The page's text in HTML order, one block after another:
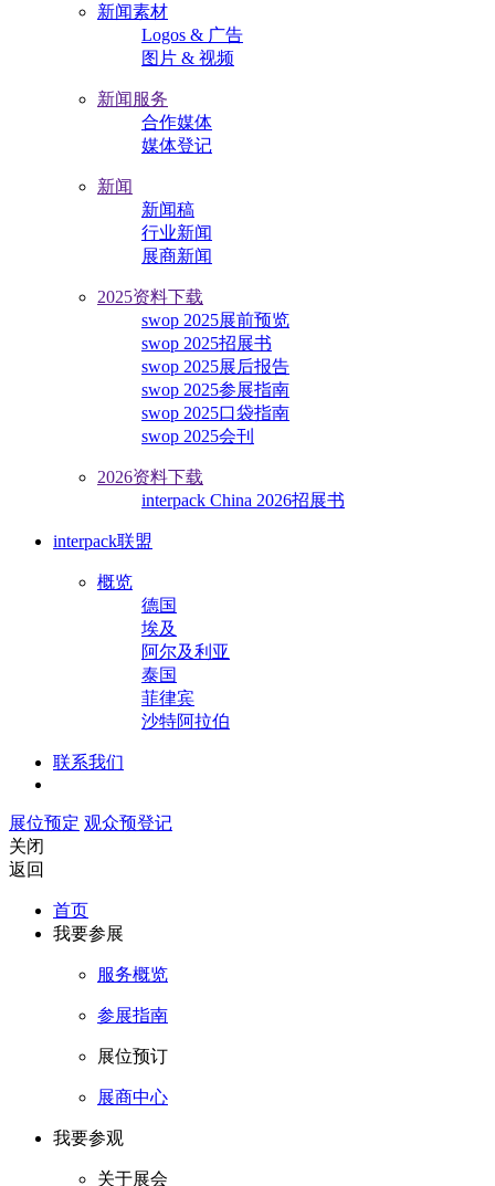
新闻素材
Logos & 广告
图片 & 视频
新闻服务
合作媒体
媒体登记
新闻
新闻稿
行业新闻
展商新闻
2025资料下载
swop 2025展前预览
swop 2025招展书
swop 2025展后报告
swop 2025参展指南
swop 2025口袋指南
swop 2025会刊
2026资料下载
interpack China 2026招展书
interpack联盟
概览
德国
埃及
阿尔及利亚
泰国
菲律宾
沙特阿拉伯
联系我们
展位预定 观众预登记
关闭
返回
首页
我要参展
服务概览
参展指南
展位预订
展商中心
我要参观
关于展会